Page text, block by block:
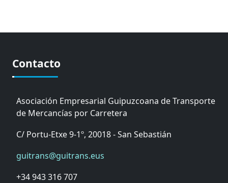
Contacto
Asociación Empresarial Guipuzcoana de Transporte
de Mercancías por Carretera
C/ Portu-Etxe 9-1º, 20018 - San Sebastián
guitrans@guitrans.eus
+34 943 316 707